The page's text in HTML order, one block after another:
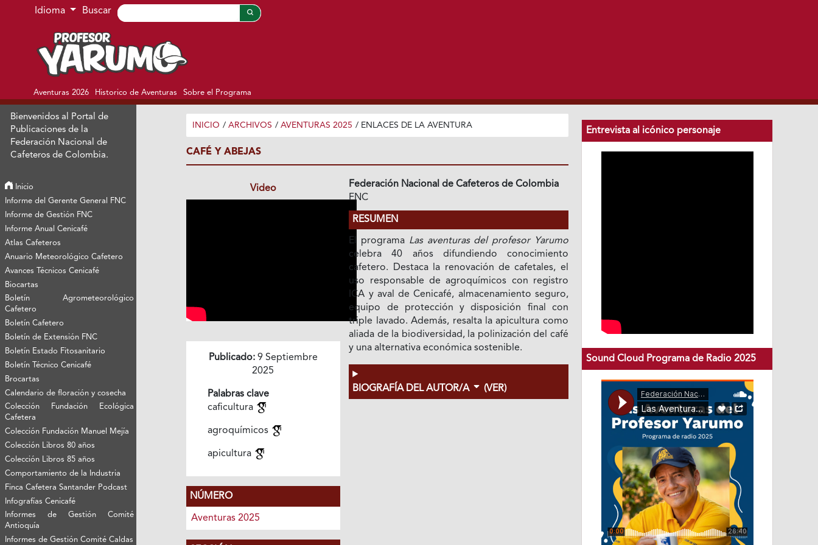
Ir al menú de navegación principal
Ir al contenido principal
Ir al pie de página del sitio
Idioma Buscar
Aventuras 2026 Historico de Aventuras Sobre el Programa
Bienvenidos al Portal de
Publicaciones de la
Federación Nacional de
Cafeteros de Colombia.
Inicio
Informe del Gerente General FNC
Informe de Gestión FNC
Informe Anual Cenicafé
Atlas Cafeteros
Anuario Meteorológico Cafetero
Avances Técnicos Cenicafé
Biocartas
Boletín Agrometeorológico
Cafetero
Boletín Cafetero
Boletín de Extensión FNC
Boletín Estado Fitosanitario
Boletín Técnico Cenicafé
Brocartas
Calendario de floración y cosecha
Colección Fundación Ecológica
Cafetera
Colección Fundación Manuel Mejía
Colección Libros 80 años
Colección Libros 85 años
Comportamiento de la Industria
Finca Cafetera Santander Podcast
Infografías Cenicafé
Informes de Gestión Comité
Antioquía
Informes de Gestión Comité Caldas
INICIO / ARCHIVOS / AVENTURAS 2025 / ENLACES DE LA AVENTURA
CAFÉ Y ABEJAS
Video
Publicado:9 Septiembre
2025
Palabras clave
caficultura
agroquímicos
apicultura
NÚMERO
Aventuras 2025
Federación Nacional de Cafeteros de Colombia
FNC
RESUMEN
El programa Las aventuras del profesor Yarumo
celebra 40 años difundiendo conocimiento
cafetero. Destaca la renovación de cafetales, el
uso responsable de agroquímicos con registro
ICA y aval de Cenicafé, almacenamiento seguro,
equipo de protección y disposición final con
triple lavado. Además, resalta la apicultura como
aliada de la biodiversidad, la polinización del café
y una alternativa económica sostenible.
BIOGRAFÍA DEL AUTOR/A (VER)
Entrevista al icónico personaje
Sound Cloud Programa de Radio 2025